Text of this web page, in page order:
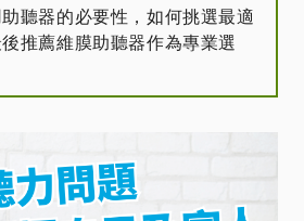
聽器的必要性，如何挑選最適
推薦維膜助聽器作為專業選